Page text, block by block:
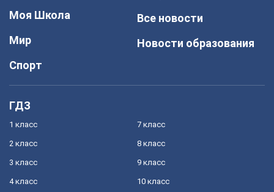
Моя Школа
Мир
Спорт
Все новости
Новости образования
ГДЗ
1 класс
2 класс
3 класс
4 класс
7 класс
8 класс
9 класс
10 класс